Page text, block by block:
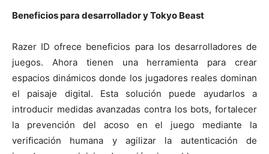
Beneficios para desarrollador y Tokyo Beast
Razer ID ofrece beneficios para los desarrolladores de
juegos. Ahora tienen una herramienta para crear
espacios dinámicos donde los jugadores reales dominan
el paisaje digital. Esta solución puede ayudarlos a
introducir medidas avanzadas contra los bots, fortalecer
la prevención del acoso en el juego mediante la
verificación humana y agilizar la autenticación de